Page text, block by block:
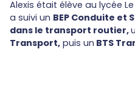
Alexis était élève au lycée
a suivi un BEP Conduite et
dans le transport routier,
Transport, puis un BTS